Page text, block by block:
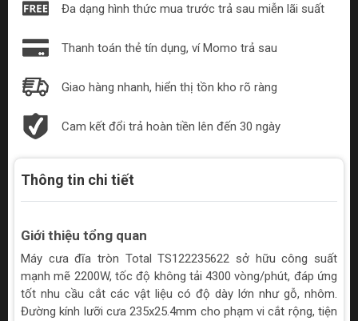
Đa dạng hình thức mua trước trả sau miễn lãi suất
Thanh toán thẻ tín dụng, ví Momo trả sau
Giao hàng nhanh, hiển thị tồn kho rõ ràng
Cam kết đổi trả hoàn tiền lên đến 30 ngày
Thông tin chi tiết
Giới thiệu tổng quan
Máy cưa đĩa tròn Total TS122235622 sở hữu công suất
mạnh mẽ 2200W, tốc độ không tải 4300 vòng/phút, đáp ứng
tốt nhu cầu cắt các vật liệu có độ dày lớn như gỗ, nhôm.
Đường kính lưỡi cưa 235x25.4mm cho phạm vi cắt rộng, tiện